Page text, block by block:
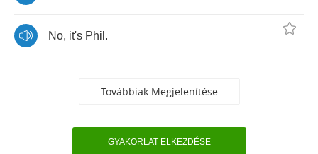
No, it's Phil .
Továbbiak Megjelenítése
GYAKORLAT ELKEZDÉSE